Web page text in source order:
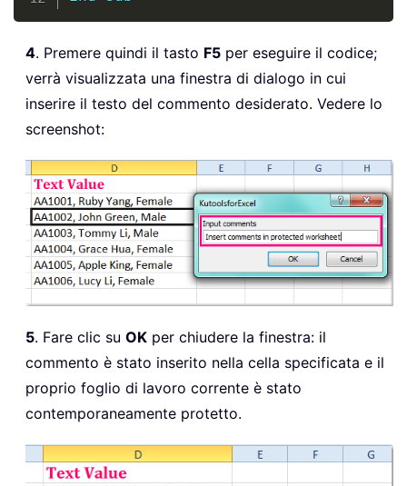
4. Premere quindi il tasto F5 per eseguire il codice;
verrà visualizzata una finestra di dialogo in cui
inserire il testo del commento desiderato. Vedere lo
screenshot:
5. Fare clic su OK per chiudere la finestra: il
commento è stato inserito nella cella specificata e il
proprio foglio di lavoro corrente è stato
contemporaneamente protetto.